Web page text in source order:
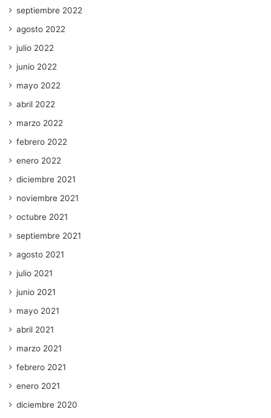
septiembre 2022
agosto 2022
julio 2022
junio 2022
mayo 2022
abril 2022
marzo 2022
febrero 2022
enero 2022
diciembre 2021
noviembre 2021
octubre 2021
septiembre 2021
agosto 2021
julio 2021
junio 2021
mayo 2021
abril 2021
marzo 2021
febrero 2021
enero 2021
diciembre 2020